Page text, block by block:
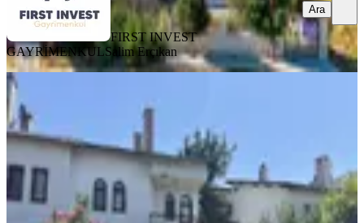
FIRST INVEST
GAYRİMENKULSalim Erçıkan
Ara
EŞYALI
4+1 Satılık Villa
Silivri, Semizkumlar Mahallesi
145 m²· 30.07.2026
9.250.000 ₺